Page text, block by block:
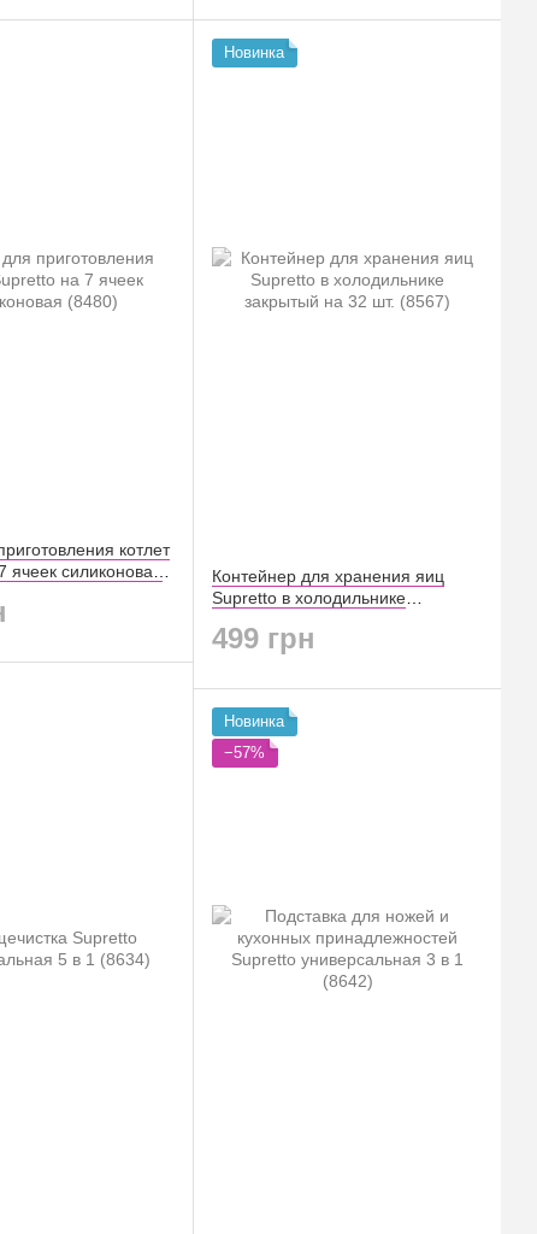
котлет
силиконовая
Новинка
Контейнер для хранения яиц
Supretto в холодильнике
499 грн
Новинка
−57%